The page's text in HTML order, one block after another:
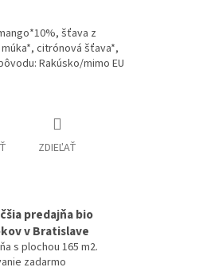
šťava z
citrónová šťava*,
Rakúsko/mimo EU
ZDIEĽAŤ
predajňa bio
v Bratislave
s plochou 165 m2.
zadarmo